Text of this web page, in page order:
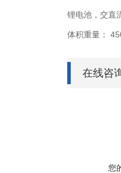
锂电池，交直
体积重量：
在线咨
您